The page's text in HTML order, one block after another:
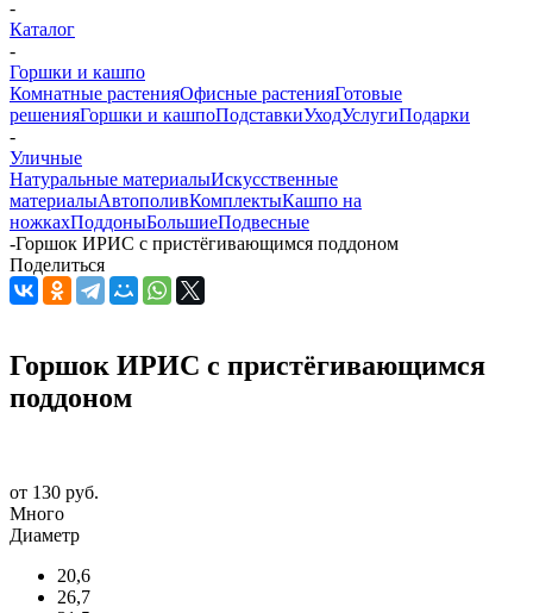
-
Каталог
-
Горшки и кашпо
Комнатные растенияОфисные растенияГотовые
решенияГоршки и кашпоПодставкиУходУслугиПодарки
-
Уличные
Натуральные материалыИскусственные
материалыАвтополивКомплектыКашпо на
ножкахПоддоныБольшиеПодвесные
-Горшок ИРИС с пристёгивающимся поддоном
Поделиться
Горшок ИРИС с пристёгивающимся
поддоном
от 130 руб.
Много
Диаметр
20,6
26,7